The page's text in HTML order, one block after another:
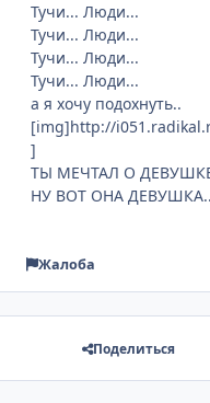
Тучи... Люди...
Тучи... Люди...
Тучи... Люди...
Тучи... Люди...
а я хочу подохнуть..
[img]http://
]
ТЫ МЕЧТАЛ О
НУ ВОТ ОНА
Жалоба
Поделиться